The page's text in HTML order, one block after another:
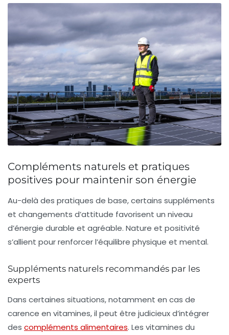
Compléments naturels et pratiques
positives pour maintenir son énergie
Au-delà des pratiques de base, certains suppléments
et changements d’attitude favorisent un niveau
d’énergie durable et agréable. Nature et positivité
s’allient pour renforcer l’équilibre physique et mental.
Suppléments naturels recommandés par les
experts
Dans certaines situations, notamment en cas de
carence en vitamines, il peut être judicieux d’intégrer
des compléments alimentaires. Les vitamines du